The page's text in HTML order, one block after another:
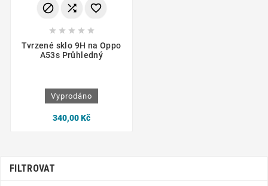
  
    
Tvrzené sklo 9H na Oppo
A53s Průhledný
Vyprodáno
340,00 Kč
FILTROVAT